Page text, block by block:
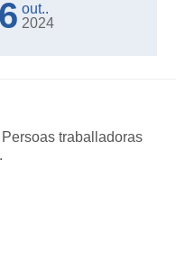
out..
2024
traballadoras